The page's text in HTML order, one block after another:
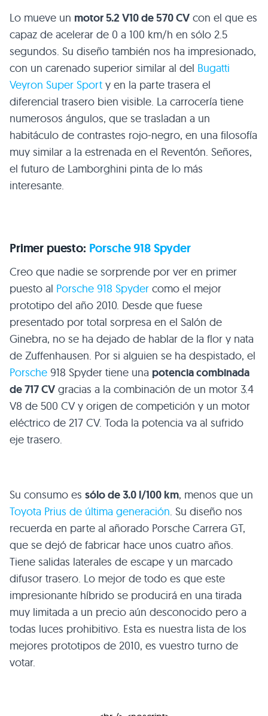
Lo mueve un motor 5.2 V10de 570 CV con el que es
capaz de acelerar de 0 a 100 km/h en sólo 2.5
segundos. Su diseño también nos ha impresionado,
con un carenado superior similar al del Bugatti
Veyron Super Sport y en la parte trasera el
diferencial trasero bien visible. La carrocería tiene
numerosos ángulos, que se trasladan a un
habitáculo de contrastes rojo-negro, en una filosofía
muy similar a la estrenada en el Reventón. Señores,
el futuro de Lamborghini pinta de lo más
interesante.
Primer puesto: Porsche 918 Spyder
Creo que nadie se sorprende por ver en primer
puesto al Porsche 918 Spyder como el mejor
prototipo del año 2010. Desde que fuese
presentado por total sorpresa en el Salón de
Ginebra, no se ha dejado de hablar de la flor y nata
de Zuffenhausen. Por si alguien se ha despistado, el
Porsche 918 Spyder tiene una potencia combinada
de 717 CV gracias a la combinación de un motor 3.4
V8 de 500 CV y origen de competición y un motor
eléctrico de 217 CV. Toda la potencia va al sufrido
eje trasero.
Su consumo es sólo de 3.0 l/100 km, menos que un
Toyota Prius de última generación. Su diseño nos
recuerda en parte al añorado Porsche Carrera GT,
que se dejó de fabricar hace unos cuatro años.
Tiene salidas laterales de escape y un marcado
difusor trasero. Lo mejor de todo es que este
impresionante híbrido se producirá en una tirada
muy limitada a un precio aún desconocido pero a
todas luces prohibitivo. Esta es nuestra lista de los
mejores prototipos de 2010, es vuestro turno de
votar.